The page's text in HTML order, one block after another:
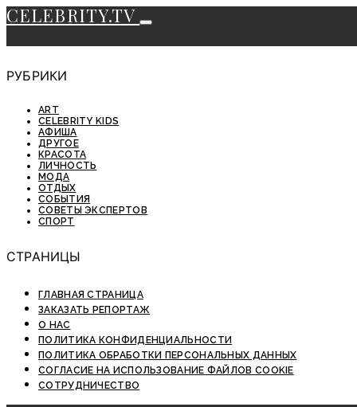
CELEBRITY.TV
РУБРИКИ
ART
CELEBRITY KIDS
АФИША
ДРУГОЕ
КРАСОТА
ЛИЧНОСТЬ
МОДА
ОТДЫХ
СОБЫТИЯ
СОВЕТЫ ЭКСПЕРТОВ
СПОРТ
СТРАНИЦЫ
ГЛАВНАЯ СТРАНИЦА
ЗАКАЗАТЬ РЕПОРТАЖ
О НАС
ПОЛИТИКА КОНФИДЕНЦИАЛЬНОСТИ
ПОЛИТИКА ОБРАБОТКИ ПЕРСОНАЛЬНЫХ ДАННЫХ
СОГЛАСИЕ НА ИСПОЛЬЗОВАНИЕ ФАЙЛОВ COOKIE
СОТРУДНИЧЕСТВО